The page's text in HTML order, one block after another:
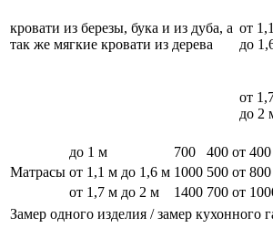
кровати из березы, бука и из дуба, а
так же мягкие кровати из дерева
от
до
от
до 2
Матрасы
до 1 м 700 400 от
от 1,1 м до 1,6 м 1000 500 от
от 1,7 м до 2 м
1400 700 от
Замер одного изделия / замер кухонного